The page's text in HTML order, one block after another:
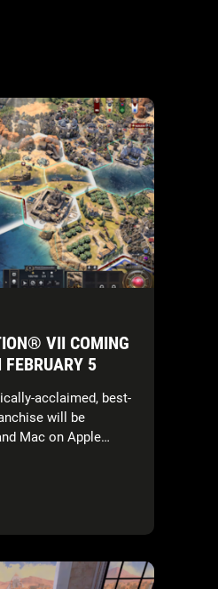
VII COMING
5
acclaimed, best-
will be
Mac on Apple